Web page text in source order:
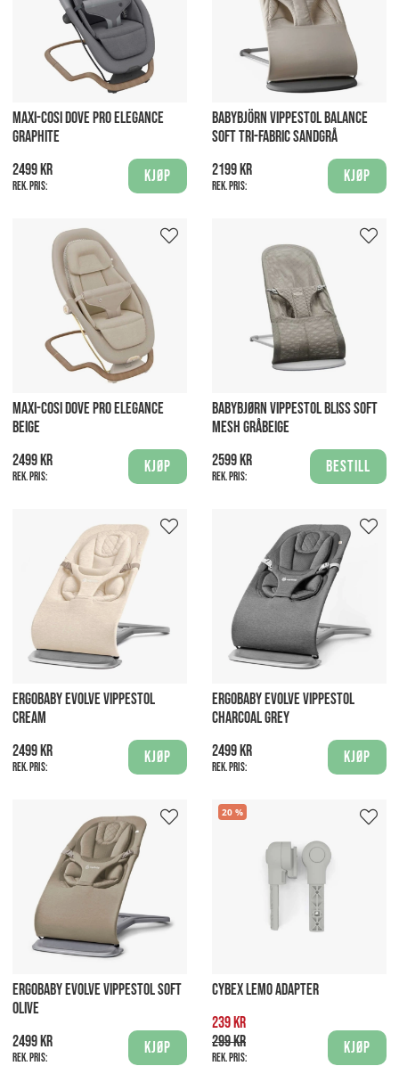
MAXI-COSI DOVE PRO ELEGANCE
GRAPHITE
2499 kr
Rek. pris:
Kjøp
BABYBJÖRN VIPPESTOL BALANCE
SOFT TRI-FABRIC SANDGRÅ
2199 kr
Rek. pris:
Kjøp
MAXI-COSI DOVE PRO ELEGANCE
BEIGE
2499 kr
Rek. pris:
Kjøp
BABYBJØRN VIPPESTOL BLISS SOFT
MESH GRÅBEIGE
2599 kr
Rek. pris:
Bestill
ERGOBABY EVOLVE VIPPESTOL
CREAM
2499 kr
Rek. pris:
Kjøp
ERGOBABY EVOLVE VIPPESTOL
CHARCOAL GREY
2499 kr
Rek. pris:
Kjøp
ERGOBABY EVOLVE VIPPESTOL SOFT
OLIVE
2499 kr
Rek. pris:
Kjøp
20
CYBEX LEMO ADAPTER
239 kr
299 kr
Rek. pris:
Kjøp